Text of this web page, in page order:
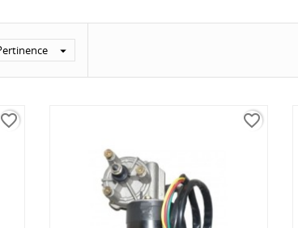

favorite_border favorite_border